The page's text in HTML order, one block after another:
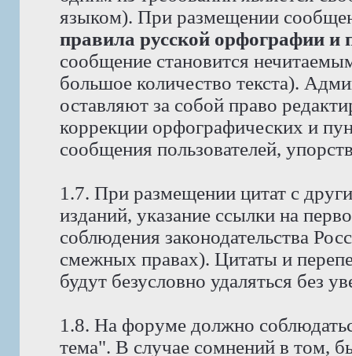
языком). При размещении
правила русской орфографии и
сообщение становится
большое количество текста).
оставляют за собой право
коррекции орфографических и
сообщения пользователей,
1.7. При размещении цитат с
изданий, указание ссылки на
соблюдения законодательства
смежных правах). Цитаты и
будут безусловно удаляться без
1.8. На форуме должно
тема". В случае сомнений в том,